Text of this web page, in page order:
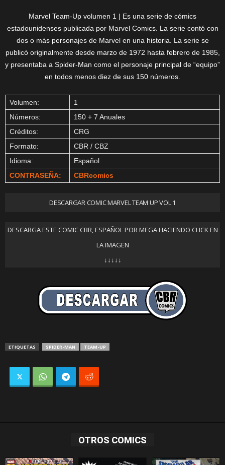
Marvel Team-Up volumen 1 | Es una serie de cómics
estadounidenses publicada por Marvel Comics. La serie contó con
dos o más personajes de Marvel en una historia. La serie se
publicó originalmente desde marzo de 1972 hasta febrero de 1985,
y presentaba a Spider-Man como el personaje principal de “equipo”
en todos menos diez de sus 150 números.
Volumen:
1
Números:
150 + 7 Anuales
Créditos:
CRG
Formato:
CBR / CBZ
Idioma:
Español
CONTRASEÑA:
CBRcomics
DESCARGAR COMIC MARVEL TEAM UP VOL 1
DESCARGA ESTE COMIC CBR, ESPAÑOL POR MEGA HACIENDO CLICK EN
LA IMAGEN
↓↓↓↓↓
ETIQUETAS SPIDER-MAN TEAM-UP
OTROS COMICS